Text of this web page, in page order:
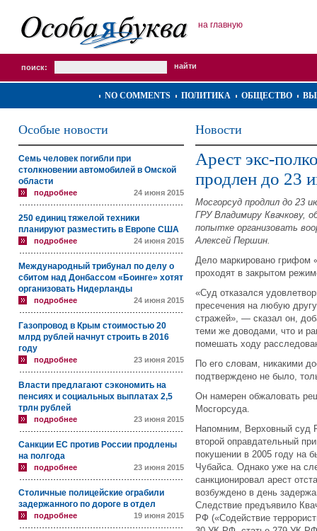
на главную
поиск:
NO COMMENTS ПОЛИТИКА ОБЩЕСТВО
Особые новости
Семь человек погибли при
столкновении автомобилей в Омской
области
подробнее 24 июня 2015
250 единиц тяжелой техники
планируют разместить в Европе США
подробнее 24 июня 2015
Международный трибунал по делу о
сбитом над Донбассом «Боинге» хотят
организовать Нидерланды
подробнее 24 июня 2015
Газопровод в Крым стоимостью 20
млрд рублей начнут строить в 2016
году
подробнее 23 июня 2015
Власти предлагают сэкономить на
пенсиях и социальных выплатах 2,5
трлн рублей
подробнее 23 июня 2015
Санкции ЕС против России продлены
на полгода
подробнее 23 июня 2015
Столичные полицейские ограбили
задержанного по дороге в отдел
подробнее 19 июня 2015
Новости
Арест экс-
продлен до 23
Мосгорсуд продлил до 23
ГРУ Владимиру Квачкову,
попытке организовать
Алексей Першин.
Дело маркировано грифом
проходят в закрытом
«Суд отказался
пресечения на любую
стражей», — сказал он,
теми же доводами, что и
помешать ходу
По его словам, никакими
подтверждено не было,
Он намерен обжаловать
Мосгорсуда.
Напомним, Верховный суд
второй оправдательный
покушении в 2005 году на
Чубайса. Однако уже на
санкционировал арест
возбуждено в день
Следствие предъявило
РФ («Содействие